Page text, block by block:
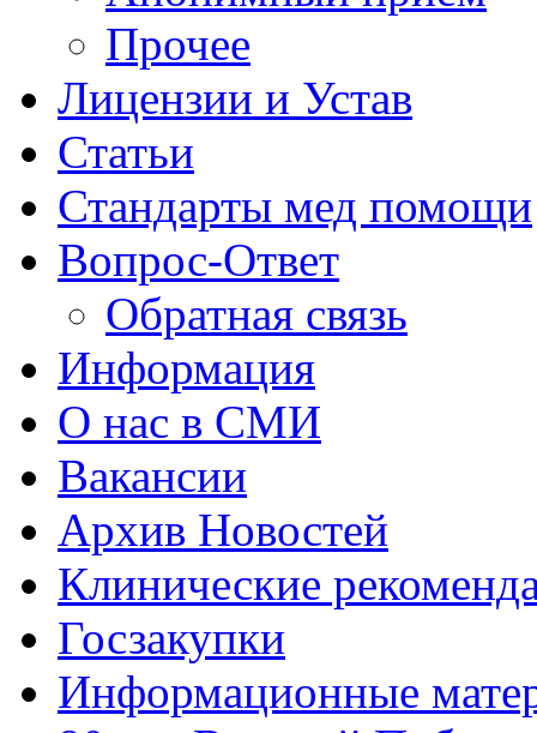
Прочее
Лицензии и Устав
Статьи
Стандарты мед помощи
Вопрос-Ответ
Обратная связь
Информация
О нас в СМИ
Вакансии
Архив Новостей
Клинические
Госзакупки
Информационные